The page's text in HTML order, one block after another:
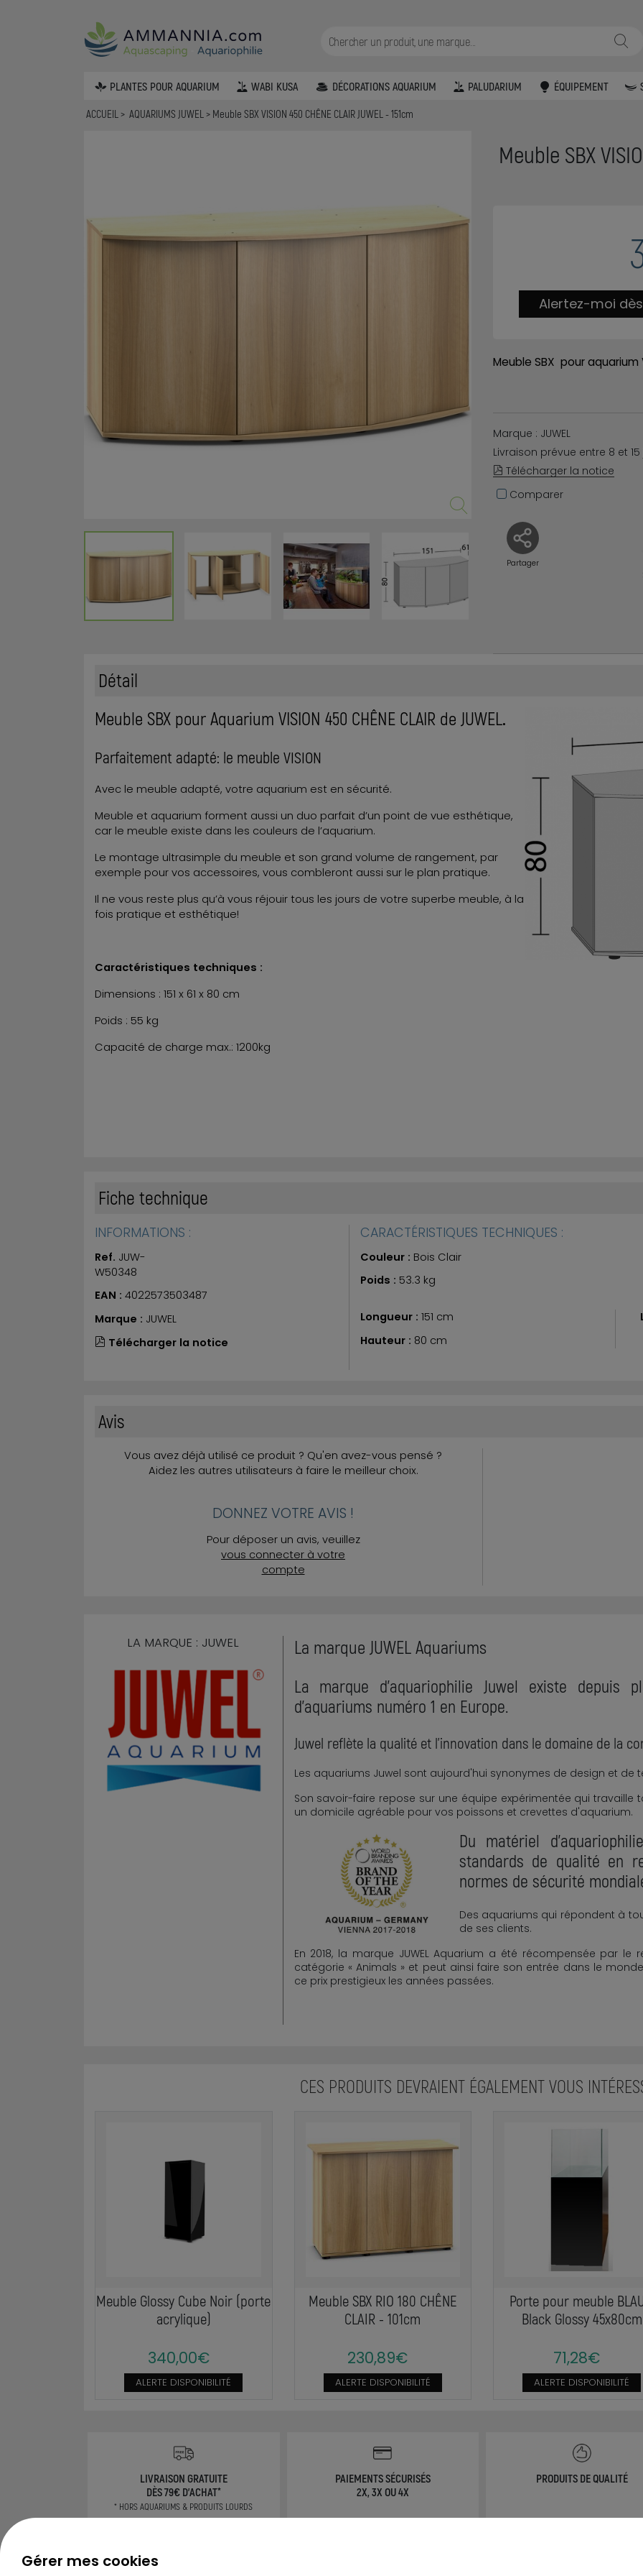
PLANTES POUR AQUARIUM WABI KUSA DÉCORATIONS AQUARIUM PALUDARIUM ÉQUIPEMENT
ACCUEIL AQUARIUMS JUWEL Meuble SBX VISION 450 CHÊNE CLAIR JUWEL - 151cm
Meuble SBX
Alertez-moi
Meuble SBX pour aquarium
Marque : JUWEL
Livraison prévue entre 8 et
Télécharger la notice
Comparer
Partager
Détail
Meuble SBX pour Aquarium VISION 450 CHÊNE CLAIR de JUWEL.
Parfaitement adapté: le meuble VISION
Avec le meuble adapté, votre aquarium est en sécurité.
Meuble et aquarium forment aussi un duo parfait d’un point de vue esthétique,
car le meuble existe dans les couleurs de l’aquarium.
Le montage ultrasimple du meuble et son grand volume de rangement, par
exemple pour vos accessoires, vous combleront aussi sur le plan pratique.
Il ne vous reste plus qu’à vous réjouir tous les jours de votre superbe meuble, à la
fois pratique et esthétique!
Caractéristiques techniques :
Dimensions : 151 x 61 x 80 cm
Poids : 55 kg
Capacité de charge max.: 1200kg
Fiche technique
INFORMATIONS :
Ref. JUW-
W50348
EAN : 4022573503487
Marque : JUWEL
Télécharger la notice
CARACTÉRISTIQUES TECHNIQUES :
Couleur : Bois Clair
Poids : 53.3 kg
Longueur : 151 cm
Hauteur : 80 cm
Avis
Vous avez déjà utilisé ce produit ? Qu'en avez-vous pensé ?
Aidez les autres utilisateurs à faire le meilleur choix.
DONNEZ VOTRE AVIS !
Pour déposer un avis, veuillez
vous connecter à votre
compte
LA MARQUE : JUWEL La marque JUWEL Aquariums
La marque d'aquariophilie Juwel existe depuis
d'aquariums numéro 1 en Europe.
Juwel reflète la qualité et l'innovation dans le domaine de la
Les aquariums Juwel sont aujourd'hui synonymes de design et de
Son savoir-faire repose sur une équipe expérimentée qui
un domicile agréable pour vos poissons et crevettes d'aquarium.
Du matériel
standards de qualité en
normes de sécurité
Des aquariums qui répondent à
de ses clients.
En 2018, la marque JUWEL Aquarium a été récompensée par
catégorie « Animals » et peut ainsi faire son entrée dans le
ce prix prestigieux les années passées.
CES PRODUITS DEVRAIENT ÉGALEMENT VOUS
Meuble Glossy Cube Noir (porte
acrylique)
340,00€
ALERTE DISPONIBILITÉ
Meuble SBX RIO 180 CHÊNE
CLAIR - 101cm
230,89€
ALERTE DISPONIBILITÉ
Porte pour meuble
Black Glossy 45x80cm
71,28€
ALERTE DISPONIBILITÉ
LIVRAISON GRATUITE
DÈS 79€ D'ACHAT*
* HORS AQUARIUMS & PRODUITS LOURDS
PAIEMENTS SÉCURISÉS
2X, 3X OU 4X
PRODUITS DE QUALITÉ
CONSEILS
Gérer mes cookies